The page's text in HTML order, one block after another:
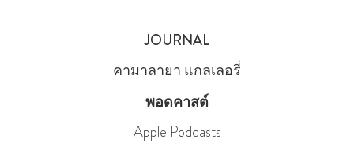
JOURNAL
คามาลายา แกลเลอรี่
พอดคาสต์
Apple Podcasts